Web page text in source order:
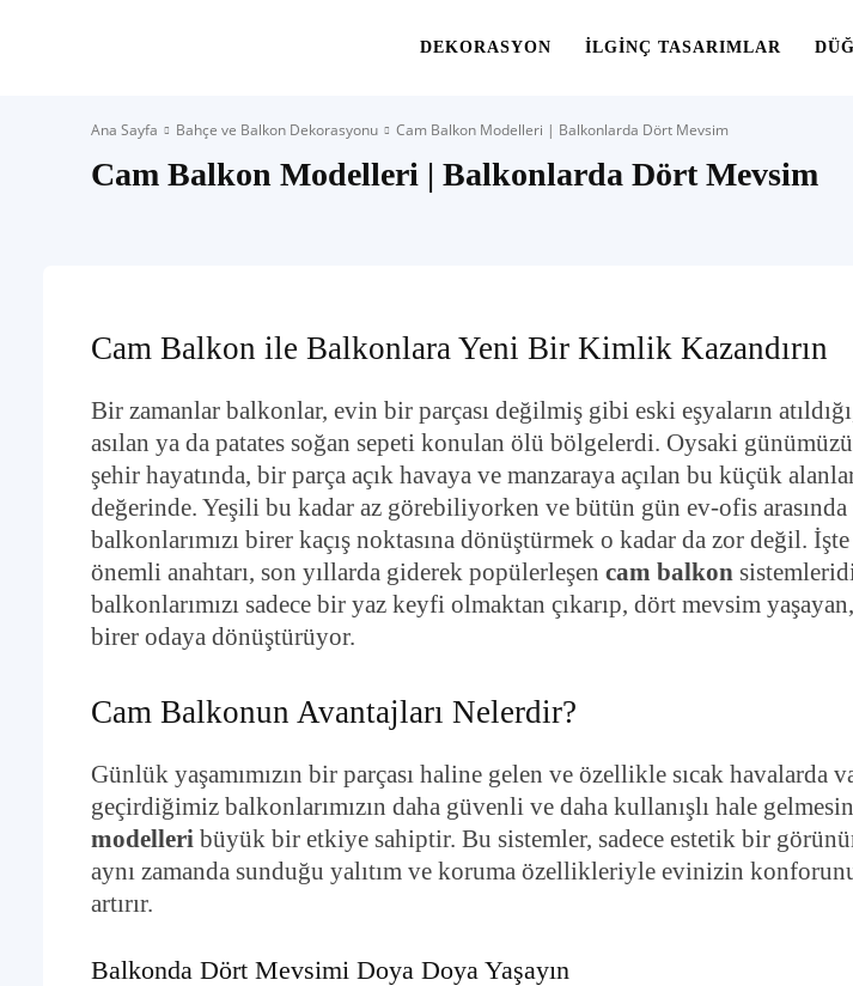
Alanınıza
DEKORASYON İLGINÇ TASARIMLAR
Ana Sayfa Bahçe ve Balkon Dekorasyonu Cam Balkon Modelleri | Balkonlarda Dört Mevsim
Cam Balkon Modelleri | Balkonlarda Dört Mevsim
Cam Balkon ile Balkonlara Yeni Bir Kimlik Kazandırın
Bir zamanlar balkonlar, evin bir parçası değilmiş gibi eski eşyaların
asılan ya da patates soğan sepeti konulan ölü bölgelerdi. Oysaki
şehir hayatında, bir parça açık havaya ve manzaraya açılan bu küçük
değerinde. Yeşili bu kadar az görebiliyorken ve bütün gün ev-ofis arasında
balkonlarımızı birer kaçış noktasına dönüştürmek o kadar da zor değil.
önemli anahtarı, son yıllarda giderek popülerleşen cam balkon
balkonlarımızı sadece bir yaz keyfi olmaktan çıkarıp, dört mevsim
birer odaya dönüştürüyor.
Cam Balkonun Avantajları Nelerdir?
Günlük yaşamımızın bir parçası haline gelen ve özellikle sıcak havalarda
geçirdiğimiz balkonlarımızın daha güvenli ve daha kullanışlı hale
modelleri büyük bir etkiye sahiptir. Bu sistemler, sadece estetik bir
aynı zamanda sunduğu yalıtım ve koruma özellikleriyle evinizin
artırır.
Balkonda Dört Mevsimi Doya Doya Yaşayın